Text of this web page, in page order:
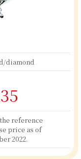
diamond
reference
price as of
2022.